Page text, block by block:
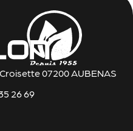
07200 AUBENAS
26 69